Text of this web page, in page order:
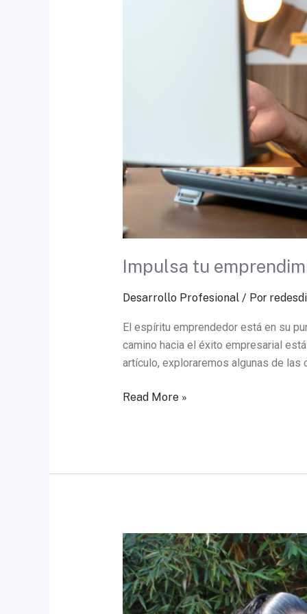
Impulsa tu
Desarrollo Profesional/ Por
El espíritu emprendedor está en su
camino hacia el éxito empresarial
artículo, exploraremos algunas de
Read More »
El
origen
del
día